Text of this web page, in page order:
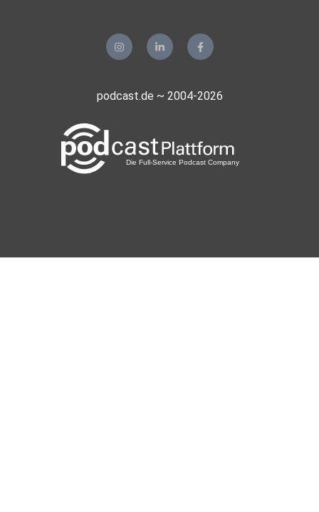
podcast.de ~ 2004-2026